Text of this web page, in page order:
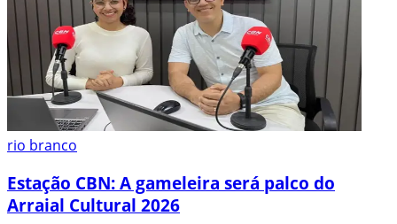
rio branco
Estação CBN: A gameleira será palco do
Arraial Cultural 2026